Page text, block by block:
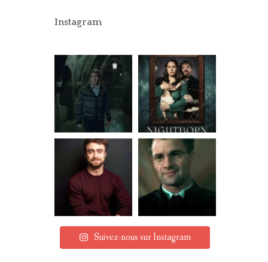
CONCOURS
Instagram
Suivez-nous sur Instagram